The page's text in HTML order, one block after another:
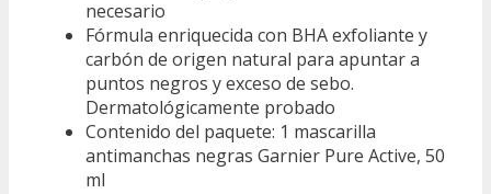
necesario
Fórmula enriquecida con BHA exfoliante y
carbón de origen natural para apuntar a
puntos negros y exceso de sebo.
Dermatológicamente probado
Contenido del paquete: 1 mascarilla
antimanchas negras Garnier Pure Active, 50
ml